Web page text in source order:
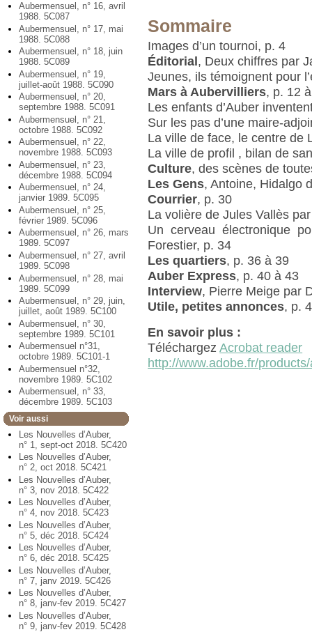
Aubermensuel, n° 16, avril
1988. 5C087
Aubermensuel, n° 17, mai
1988. 5C088
Aubermensuel, n° 18, juin
1988. 5C089
Aubermensuel, n° 19,
juillet-août 1988. 5C090
Aubermensuel, n° 20,
septembre 1988. 5C091
Aubermensuel, n° 21,
octobre 1988. 5C092
Aubermensuel, n° 22,
novembre 1988. 5C093
Aubermensuel, n° 23,
décembre 1988. 5C094
Aubermensuel, n° 24,
janvier 1989. 5C095
Aubermensuel, n° 25,
février 1989. 5C096
Aubermensuel, n° 26, mars
1989. 5C097
Aubermensuel, n° 27, avril
1989. 5C098
Aubermensuel, n° 28, mai
1989. 5C099
Aubermensuel, n° 29, juin,
juillet, août 1989. 5C100
Aubermensuel, n° 30,
septembre 1989. 5C101
Aubermensuel n°31,
octobre 1989. 5C101-1
Aubermensuel n°32,
novembre 1989. 5C102
Aubermensuel, n° 33,
décembre 1989. 5C103
Voir aussi
Les Nouvelles d’Auber,
n° 1, sept-oct 2018. 5C420
Les Nouvelles d’Auber,
n° 2, oct 2018. 5C421
Les Nouvelles d’Auber,
n° 3, nov 2018. 5C422
Les Nouvelles d’Auber,
n° 4, nov 2018. 5C423
Les Nouvelles d’Auber,
n° 5, déc 2018. 5C424
Les Nouvelles d’Auber,
n° 6, déc 2018. 5C425
Les Nouvelles d’Auber,
n° 7, janv 2019. 5C426
Les Nouvelles d’Auber,
n° 8, janv-fev 2019. 5C427
Les Nouvelles d’Auber,
n° 9, janv-fev 2019. 5C428
Sommaire
Images d’un tournoi, p. 4
Éditorial, Deux chiffres par
Jeunes, ils témoignent pour
Mars à Aubervilliers, p. 12
Les enfants d’Auber
Sur les pas d’une maire-
La ville de face, le centre de
La ville de profil , bilan de
Culture, des scènes de
Les Gens, Antoine, Hidalgo
Courrier, p. 30
La volière de Jules Vallès
Un cerveau électronique
Forestier, p. 34
Les quartiers, p. 36 à 39
Auber Express, p. 40 à 43
Interview, Pierre Meige par
Utile, petites annonces, p.
En savoir plus :
TéléchargezAcrobat reader
http://www.adobe.fr/